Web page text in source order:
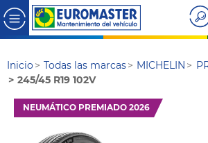
Inicio Todas las marcas MICHELIN
245/45 R19 102V
NEUMÁTICO PREMIADO 2026